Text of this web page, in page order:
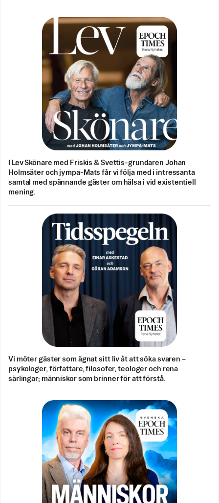
I Lev Skönare med Friskis & Svettis-grundaren Johan
Holmsäter och jympa-Mats får vi följa med i intressanta
samtal med spännande gäster om hälsa i vid existentiell
mening.
Vi möter gäster som ägnat sitt liv åt att söka svaren –
psykologer, författare, filosofer, teologer och rena
särlingar; människor som brinner för att förstå.